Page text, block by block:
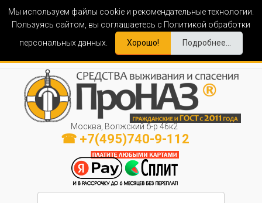
Мы используем файлы cookie и рекомендательные технологии.
Пользуясь сайтом, вы соглашаетесь с Политикой обработки
персональных данных.
Хорошо! Подробнее...
Москва, Волжский б-р 46к2
☎ +7(495)740-9-112